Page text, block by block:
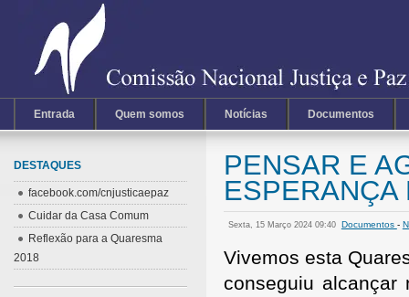
Entrada Quem somos Notícias Documentos
PENSAR E
ESPERANÇA
Sexta, 15 Março 2024 09:40 Documentos -
Vivemos esta
conseguiu alcançar
DESTAQUES
facebook.com/cnjusticaepaz
Cuidar da Casa Comum
Reflexão para a Quaresma
2018